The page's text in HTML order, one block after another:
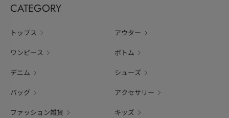
CATEGORY
トップス アウター
ワンピース ボトム
デニム シューズ
バッグ アクセサリー
ファッション雑貨 キッズ